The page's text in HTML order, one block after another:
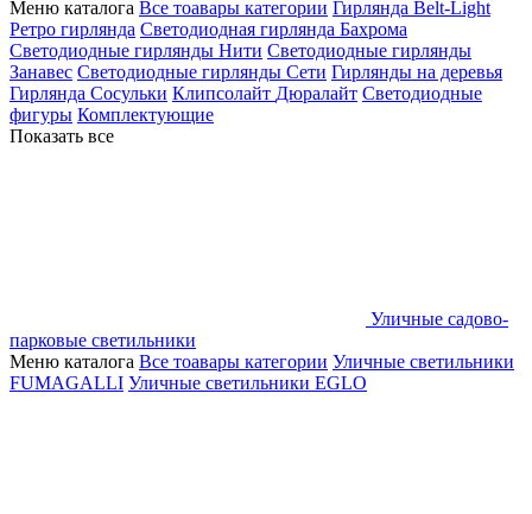
Меню каталога Все тоавары категории Гирлянда Belt-Light
Ретро гирлянда Светодиодная гирлянда Бахрома
Светодиодные гирлянды Нити Светодиодные гирлянды
Занавес Светодиодные гирлянды Сети Гирлянды на деревья
Гирлянда Сосульки Клипсолайт Дюралайт Светодиодные
фигуры Комплектующие
Показать все
Уличные садово-
парковые светильники
Меню каталога Все тоавары категории Уличные светильники
FUMAGALLI Уличные светильники EGLO